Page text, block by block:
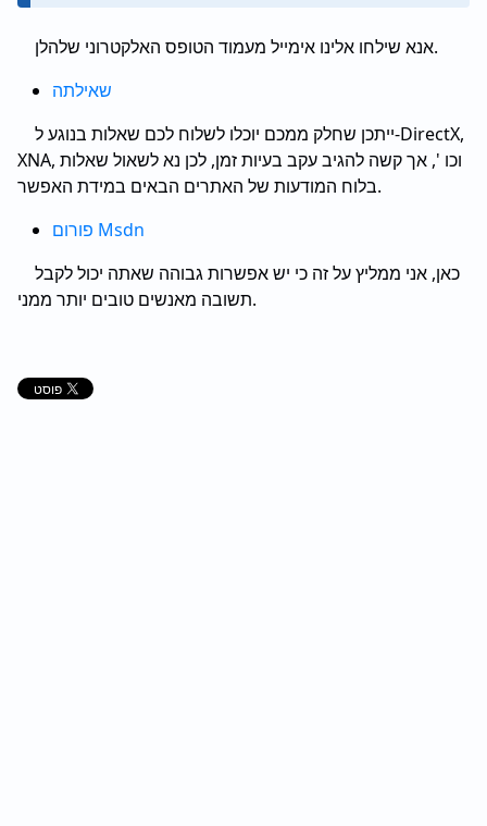
אנא שילחו אלינו אימייל מעמוד הטופס האלקטרוני שלהלן.
שאילתה
ייתכן שחלק ממכם יוכלו לשלוח לכם שאלות בנוגע ל-DirectX,
XNA, וכו ', אך קשה להגיב עקב בעיות זמן, לכן נא לשאול שאלות
בלוח המודעות של האתרים הבאים במידת האפשר.
פורום Msdn
כאן, אני ממליץ על זה כי יש אפשרות גבוהה שאתה יכול לקבל
תשובה מאנשים טובים יותר ממני.